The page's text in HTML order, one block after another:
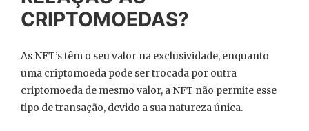
CRIPTOMOEDAS?
As NFT’s têm o seu valor na exclusividade, enquanto
uma criptomoeda pode ser trocada por outra
criptomoeda de mesmo valor, a NFT não permite esse
tipo de transação, devido a sua natureza única.